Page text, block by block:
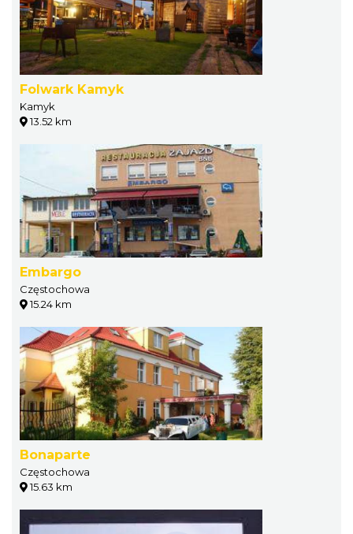
Folwark Kamyk
Kamyk
13.52 km
Embargo
Częstochowa
15.24 km
Bonaparte
Częstochowa
15.63 km